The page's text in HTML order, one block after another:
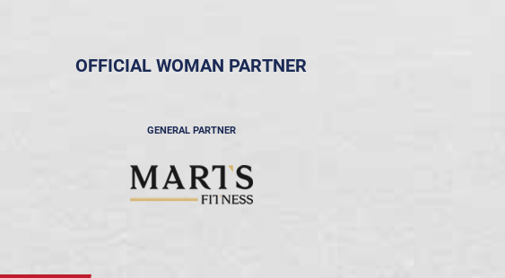
OFFICIAL WOMAN PARTNER
GENERAL PARTNER